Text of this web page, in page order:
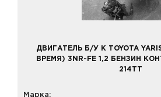
Brevis Caldina
Camry XV10 (1990 - 2001)
Camry XV30 (2001 - 2006)
Camry XV40 (2006 - 2012)
Camry XV50 (2011 - 2018)
Celica (1999 - 2006)
ДВИГАТЕЛЬ Б/У К TOYOTA
ВРЕМЯ) 3NR-FE 1,2 БЕНЗИН
214TT
Марка: